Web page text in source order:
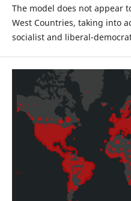
The model does not appear
West Countries, taking into
socialist and liberal-